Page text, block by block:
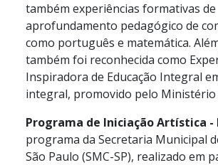
também experiências formativas de
aprofundamento pedagógico de
como português e matemática.
também foi reconhecida como
Inspiradora de Educação Integral
integral, promovido pelo Ministério
Programa de Iniciação Artística -
programa da Secretaria Municipal
São Paulo (SMC-SP), realizado em